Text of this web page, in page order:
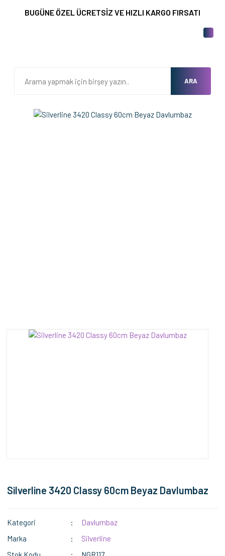
BUGÜNE ÖZEL ÜCRETSİZ VE HIZLI KARGO FIRSATI
ARA
Silverline 3420 Classy 60cm Beyaz Davlumbaz
Kategori
Davlumbaz
Marka
Silverline